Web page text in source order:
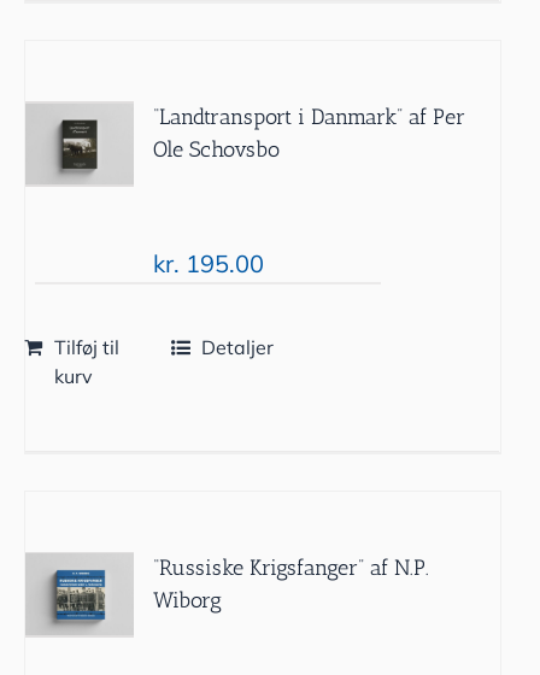
“Landtransport i Danmark” af Per
Ole Schovsbo
kr. 195.00
Tilføj til
kurv
Detaljer
“Russiske Krigsfanger” af N.P.
Wiborg